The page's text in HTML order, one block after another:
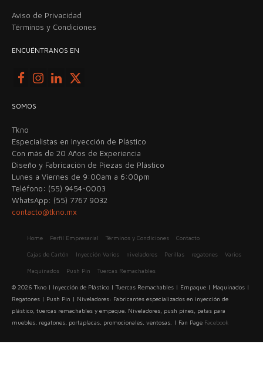
Aviso de Privacidad
Términos y Condiciones
ENCUÉNTRANOS EN
SOMOS
Tkno
Especialistas en Inyección de Plástico
Con más de 20 Años de Experiencia
Diseño y Fabricación de Piezas de Plástico
Lunes a Viernes de 9:00am a 6:00pm
Teléfono: (55) 9454-0003
WhatsApp: (55) 7767 9032
contacto@tkno.mx
Home Perfil Empresarial Términos y Condiciones Contacto
Cajas de Cartón Inyección Varios niveladores Perillas regatones Varios
Maquinados Push Pin Tuercas Remachables
© 2026 Tkno | Inyección de Plástico | Tuercas Remachables | Empaque | Maquinados |
Regatones | Push Pin | Niveladores: Fabricantes especializados en inyección de
plástico, tuercas remachables y empaque. Niveladores, push pines, patas para
muebles, regatones, portaplacas, promocionales, ventosas. | Fan Page Facebook